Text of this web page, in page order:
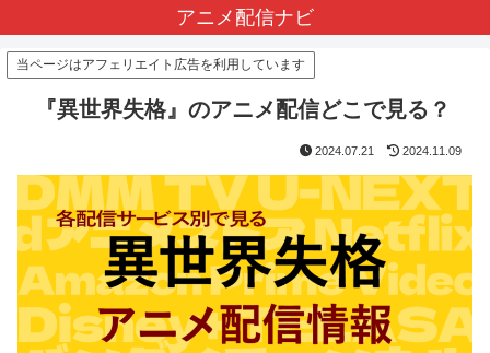
アニメ配信ナビ
当ページはアフェリエイト広告を利用しています
『異世界失格』のアニメ配信どこで見る？
2024.07.21 2024.11.09